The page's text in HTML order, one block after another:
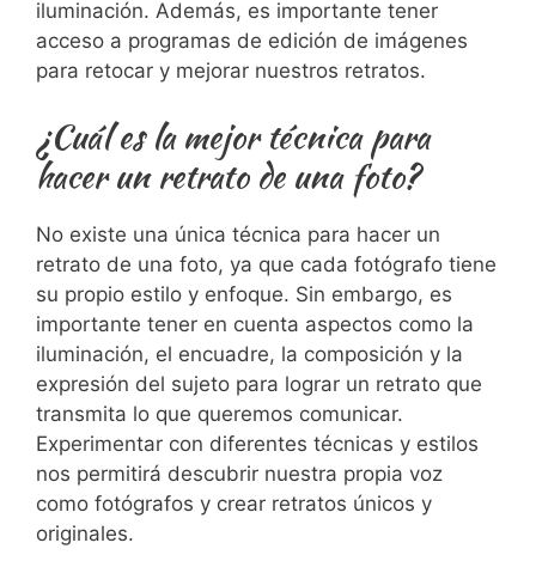
iluminación.⁤ Además, es importante tener
acceso⁢ a programas de edición de imágenes
para retocar y⁣ mejorar nuestros retratos.
¿Cuál es la mejor​ técnica para
hacer un retrato de una ‌foto?
No⁢ existe ‌una ​única ‍técnica para hacer un
retrato de una⁢ foto, ya que cada fotógrafo tiene
su propio estilo y enfoque. Sin embargo, es
importante tener en cuenta aspectos como la
iluminación, el encuadre, la composición y⁢ la
expresión ⁣del sujeto para‌ lograr un retrato que
transmita lo que queremos comunicar.
Experimentar con diferentes técnicas y estilos
nos permitirá ‍descubrir nuestra​ propia​ voz
como fotógrafos y crear retratos únicos y
originales.